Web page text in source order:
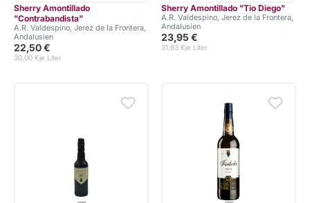
Sherry Amontillado
"Contrabandista"
A.R. Valdespino, Jerez de la Frontera,
Andalusien
22,50 €
je Liter
30,00 €
Sherry Amontillado "Tio Diego"
A.R. Valdespino, Jerez de la Frontera,
Andalusien
23,95 €
je Liter
31,93 €